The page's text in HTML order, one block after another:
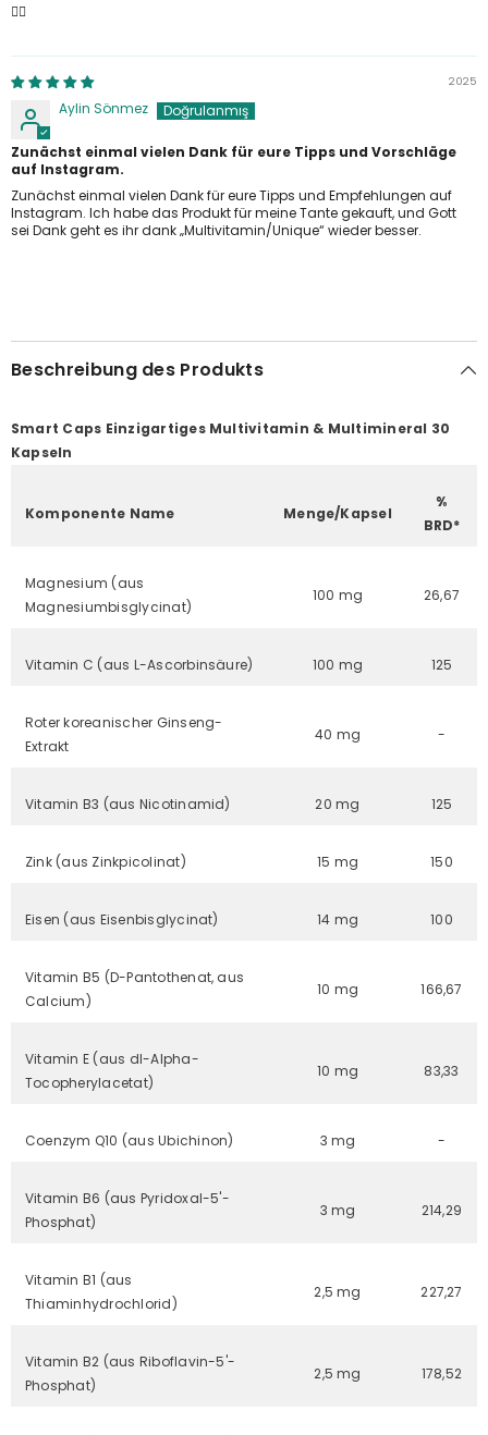
👍🏼
2025
Aylin Sönmez
Zunächst einmal vielen Dank für eure Tipps und Vorschläge
auf Instagram.
Zunächst einmal vielen Dank für eure Tipps und Empfehlungen auf
Instagram. Ich habe das Produkt für meine Tante gekauft, und Gott
sei Dank geht es ihr dank „Multivitamin/Unique“ wieder besser.
Beschreibung des Produkts
Smart Caps Einzigartiges Multivitamin & Multimineral 30
Kapseln
Komponente Name Menge/Kapsel
%
BRD*
Magnesium (aus
Magnesiumbisglycinat)
100 mg 26,67
Vitamin C (aus L-Ascorbinsäure) 100 mg 125
Roter koreanischer Ginseng-
Extrakt
40 mg -
Vitamin B3 (aus Nicotinamid) 20 mg 125
Zink (aus Zinkpicolinat) 15 mg 150
Eisen (aus Eisenbisglycinat) 14 mg 100
Vitamin B5 (D-Pantothenat, aus
Calcium)
10 mg 166,67
Vitamin E (aus dl-Alpha-
Tocopherylacetat)
10 mg 83,33
Coenzym Q10 (aus Ubichinon) 3 mg -
Vitamin B6 (aus Pyridoxal-5'-
Phosphat)
3 mg 214,29
Vitamin B1 (aus
Thiaminhydrochlorid)
2,5 mg 227,27
Vitamin B2 (aus Riboflavin-5'-
Phosphat)
2,5 mg 178,52